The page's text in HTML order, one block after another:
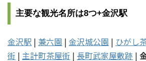
主要な観光名所は8つ+金沢駅
金沢駅 | 兼六園 | 金沢城公園 | ひがし
街 | 主計町茶屋街 | 長町武家屋敷跡 |